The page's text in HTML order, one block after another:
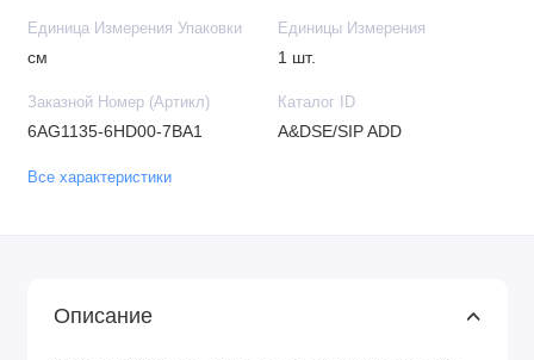
Единица Измерения Упаковки
см
Единицы Измерения
1 шт.
Заказной Номер (Артикл)
6AG1135-6HD00-7BA1
Каталог ID
A&DSE/SIP ADD
Все характеристики
Описание